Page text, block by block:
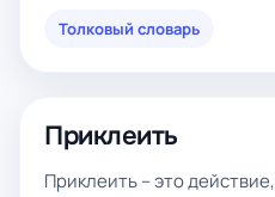
Толковый словарь
Приклеить
Приклеить – это